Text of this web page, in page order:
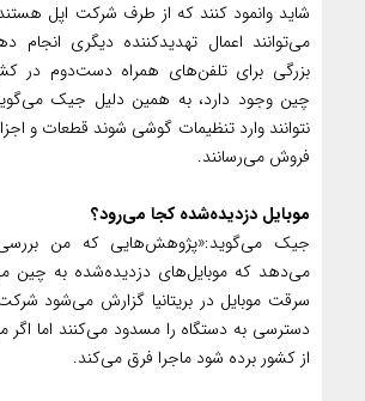
شاید وانمود کنند که از طرف شرکت اپل
می‌توانند اعمال تهدید‌کننده دیگری انجام
بزرگی برای تلفن‌های همراه دست‌دوم در
چین وجود دارد، به همین دلیل جیک
نتوانند وارد تنظیمات گوشی شوند قطعات و
فروش می‌رسانند.
موبایل دزدیده‌شده کجا می‌رود؟
جیک می‌گوید:«پژوهش‌هایی که من
می‌دهد که موبایل‌های دزدیده‌شده به چین
سرقت موبایل در بریتانیا گزارش می‌شود
دسترسی به دستگاه را مسدود می‌کنند اما اگر
از کشور برده شود ماجرا فرق می‌کند.